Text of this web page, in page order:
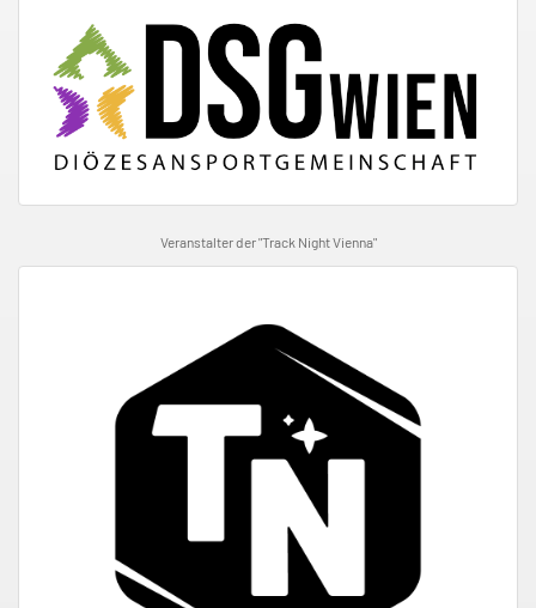
Veranstalter der "Track Night Vienna"